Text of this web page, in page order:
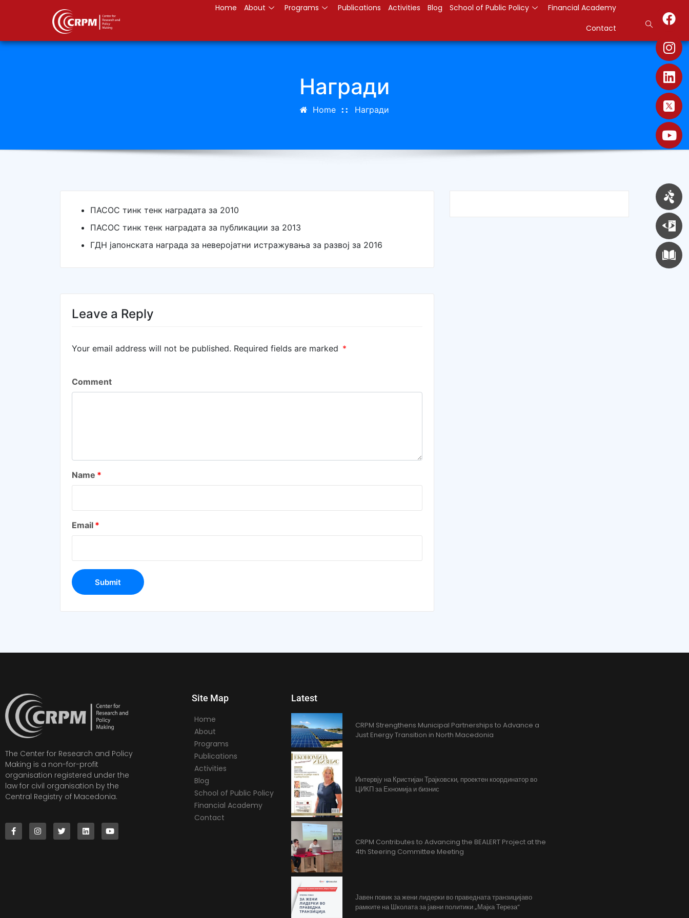
Home About Programs Publications Activities Blog School of Public Policy
Financial Academy
Contact
Награди
Home Награди
ПАСОС тинк тенк наградата за 2010
ПАСОС тинк тенк наградата за публикации за 2013
ГДН јапонската награда за неверојатни истражувања за развој за 2016
Leave a Reply
Your email address will not be published. Required fields are marked *
Comment
Name *
Email *
The Center for Research and Policy
Making is a non-for-profit
organisation registered under the
law for civil organisation by the
Central Registry of Macedonia.
Site Map
Home
About
Programs
Publications
Activities
Blog
School of Public Policy
Financial Academy
Contact
Latest
CRPM Strengthens Municipal Partnerships to Advance a
Just Energy Transition in North Macedonia
Интервју на Кристијан Трајковски, проектен координатор во
ЦИКП за Екномија и бизнис
CRPM Contributes to Advancing the BEALERT Project at the
4th Steering Committee Meeting
Јавен повик за жени лидерки во праведната транзицијаво
рамките на Школата за јавни политики „Мајка Тереза“